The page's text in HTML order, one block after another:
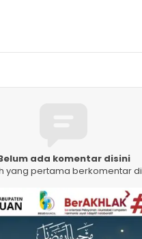
ada komentar disini
yang pertama berkomentar